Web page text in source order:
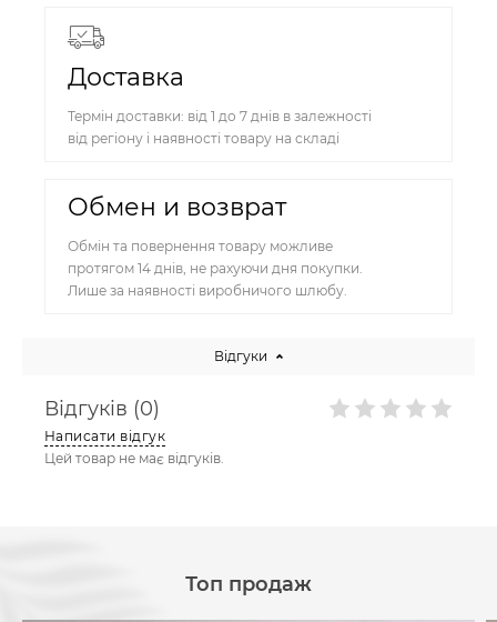
Доставка
Термін доставки: від 1 до 7 днів в залежності
від регіону і наявності товару на складі
Обмен и возврат
Обмін та повернення товару можливе
протягом 14 днів, не рахуючи дня покупки.
Лише за наявності виробничого шлюбу.
Відгуки
Відгуків (0)
Написати відгук
Цей товар не має відгуків.
Топ продаж